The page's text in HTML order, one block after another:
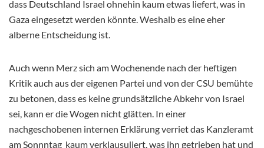
dass Deutschland Israel ohnehin kaum etwas liefert, was in
Gaza eingesetzt werden könnte. Weshalb es eine eher
alberne Entscheidung ist.
Auch wenn Merz sich am Wochenende nach der heftigen
Kritik auch aus der eigenen Partei und von der CSU bemühte
zu betonen, dass es keine grundsätzliche Abkehr von Israel
sei, kann er die Wogen nicht glätten. In einer
nachgeschobenen internen Erklärung verriet das Kanzleramt
am Sonnntag kaum verklausuliert, was ihn getrieben hat und